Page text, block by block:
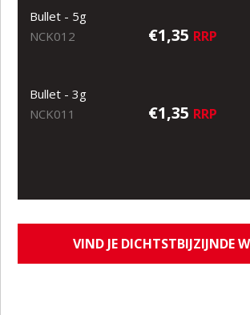
Bullet - 5g
NCK012
€1,35 RRP
Bullet - 3g
NCK011
€1,35 RRP
VIND JE DICHTSTBIJZIJNDE